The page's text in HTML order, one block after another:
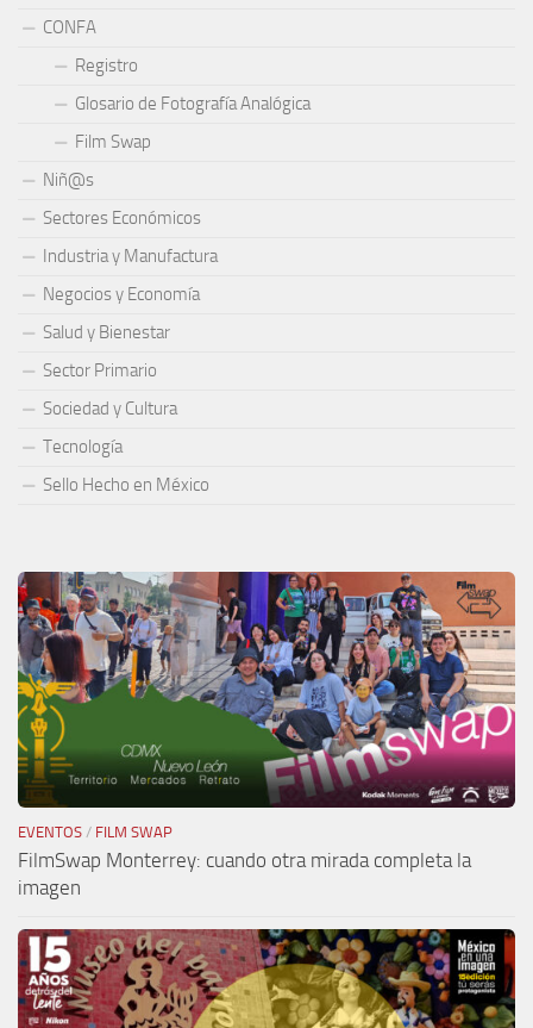
CONFA
Registro
Glosario de Fotografía Analógica
Film Swap
Niñ@s
Sectores Económicos
Industria y Manufactura
Negocios y Economía
Salud y Bienestar
Sector Primario
Sociedad y Cultura
Tecnología
Sello Hecho en México
EVENTOS / FILM SWAP
FilmSwap Monterrey: cuando otra mirada completa la
imagen